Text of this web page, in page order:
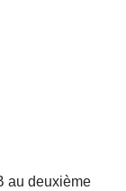
au deuxième